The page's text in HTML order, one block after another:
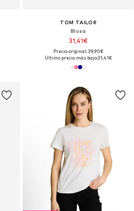
TOM TAILOR
Blusa
31,41€
Precio original: 39,90€
Último precio más bajo:31,41€